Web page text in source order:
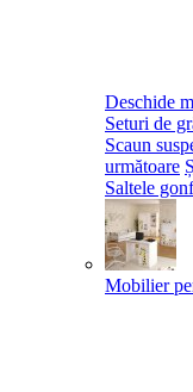
Deschide
Seturi de
Scaun
următoare
Saltele
Mobilier